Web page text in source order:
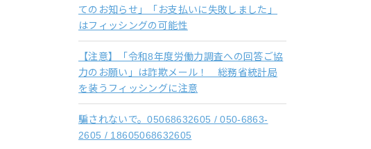
てのお知らせ」「お支払いに失敗しました」
はフィッシングの可能性
【注意】「令和8年度労働力調査への回答ご協
力のお願い」は詐欺メール！ 総務省統計局
を装うフィッシングに注意
騙されないで。05068632605 / 050-6863-
2605 / 18605068632605